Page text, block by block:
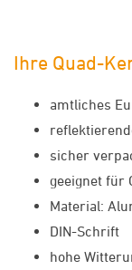
Ihre Quad-
amtliches
sicher
geeignet für
Material:
DIN-Schrift
hohe